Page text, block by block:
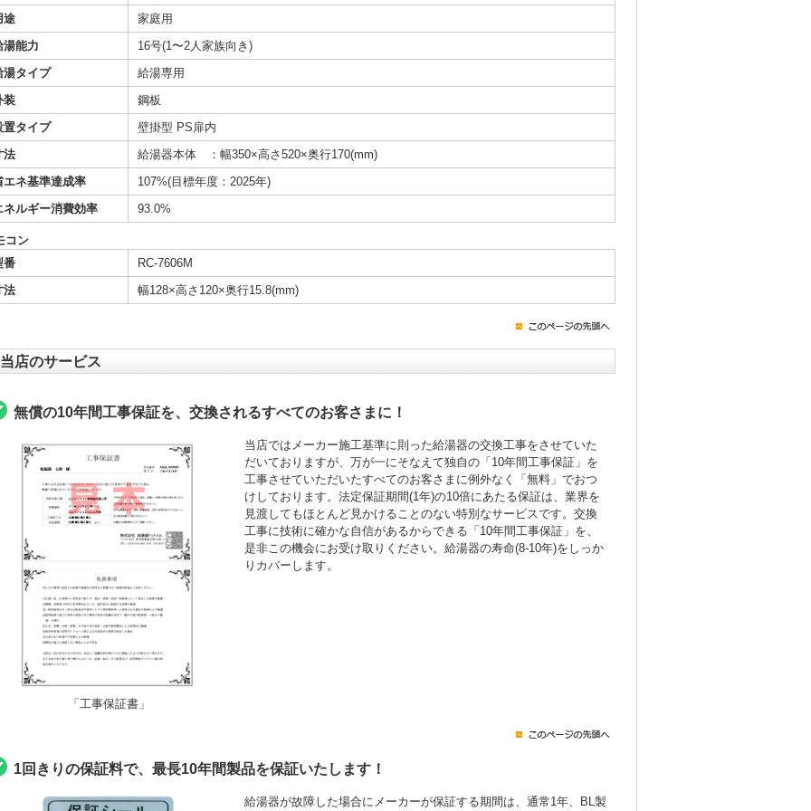
途
家庭用
湯能力
16号(1〜2人家族向き)
湯タイプ
給湯専用
装
鋼板
置タイプ
壁掛型 PS扉内
法
給湯器本体 ：幅350×高さ520×奥行170(mm)
エネ基準達成率
107%(目標年度：2025年)
ネルギー消費効率
93.0%
コン
番
RC-7606M
法
幅128×高さ120×奥行15.8(mm)
当店のサービス
無償の10年間工事保証を、交換されるすべてのお客さまに！
「工事保証書」
当店ではメーカー施工基準に則った給湯器の交換工事をさせていた
だいておりますが、万が一にそなえて独自の「10年間工事保証」を
工事させていただいたすべてのお客さまに例外なく「無料」でおつ
けしております。法定保証期間(1年)の10倍にあたる保証は、業界を
見渡してもほとんど見かけることのない特別なサービスです。交換
工事に技術に確かな自信があるからできる「10年間工事保証」を、
是非この機会にお受け取りください。給湯器の寿命(8-10年)をしっか
りカバーします。
1回きりの保証料で、最長10年間製品を保証いたします！
給湯器が故障した場合にメーカーが保証する期間は、通常1年、BL製